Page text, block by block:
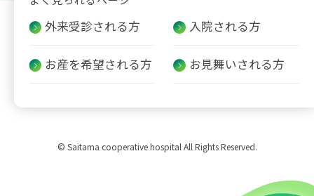
外来受診される方 入院される方
お産を希望される方 お見舞いされる方
© Saitama cooperative hospital All Rights Reserved.